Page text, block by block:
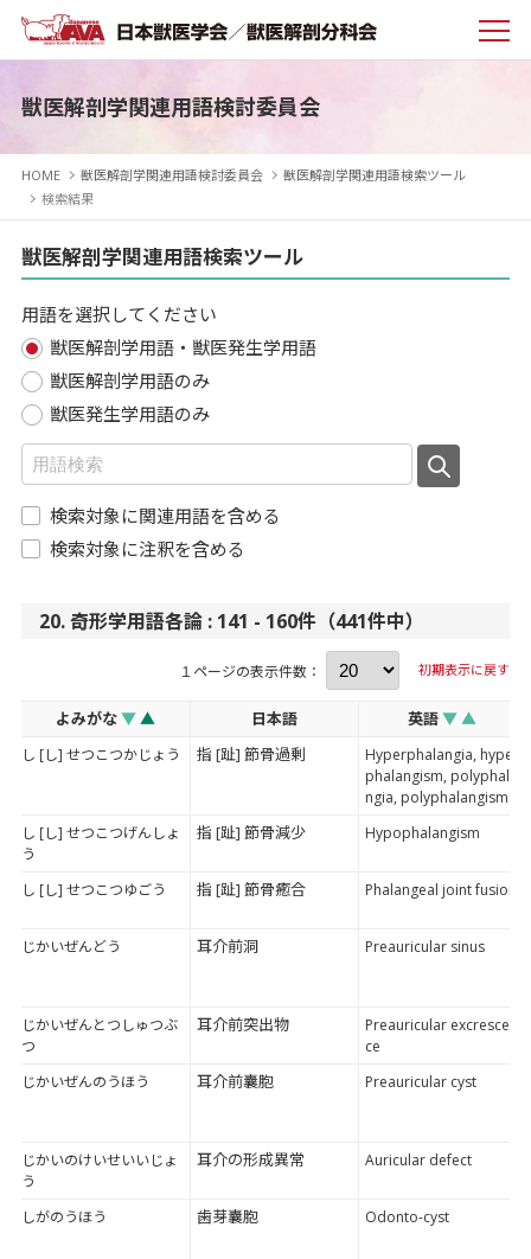
獣医解剖学関連用語検討委員会
HOME 獣医解剖学関連用語検討委員会
獣医解剖学関連用語検索ツール
検索結果
獣医解剖学関連用語検索ツール
用語を選択してください
獣医解剖学用語・獣医発生学用語
獣医解剖学用語のみ
獣医発生学用語のみ
検索対象に関連用語を含める
検索対象に注釈を含める
20. 奇形学用語各論 : 141 - 160件（441件中）
１ページの表示件数： 初期表示に戻す
よみがな▼ ▲ 日本語 英語▼ ▲
し [し] せつこつかじょう 指 [趾] 節骨過剰
Hyperphalangia, hyper
phalangism, polyphala
ngia, polyphalangism
し [し] せつこつげんしょ
う
指 [趾] 節骨減少 Hypophalangism
し [し] せつこつゆごう 指 [趾] 節骨癒合 Phalangeal joint fusion
じかいぜんどう 耳介前洞 Preauricular sinus
じかいぜんとつしゅつぶ
つ
耳介前突出物
Preauricular excrescen
ce
じかいぜんのうほう
耳介前囊胞 Preauricular cyst
じかいのけいせいいじょ
う
耳介の形成異常 Auricular defect
しがのうほう 歯芽囊胞 Odonto-cyst